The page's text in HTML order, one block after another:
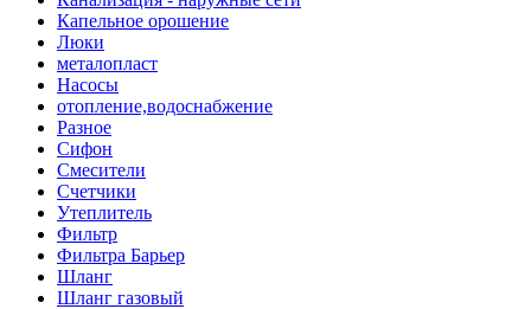
Капельное орошение
Люки
металопласт
Насосы
отопление,водоснабжение
Разное
Сифон
Смесители
Счетчики
Утеплитель
Фильтр
Фильтра Барьер
Шланг
Шланг газовый